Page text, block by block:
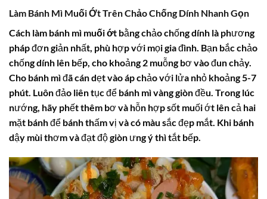
Làm Bánh Mì Muối Ớt Trên Chảo Chống Dính Nhanh Gọn
Cách làm bánh mì muối ớt bằng chảo chống dính là phương
pháp đơn giản nhất, phù hợp với mọi gia đình. Bạn bắc chảo
chống dính lên bếp, cho khoảng 2 muỗng bơ vào đun chảy.
Cho bánh mì đã cán dẹt vào áp chảo với lửa nhỏ khoảng 5-7
phút. Luôn đảo liên tục để bánh mì vàng giòn đều. Trong lúc
nướng, hãy phết thêm bơ và hỗn hợp sốt muối ớt lên cả hai
mặt bánh để bánh thấm vị và có màu sắc đẹp mắt. Khi bánh
dậy mùi thơm và đạt độ giòn ưng ý thì tắt bếp.